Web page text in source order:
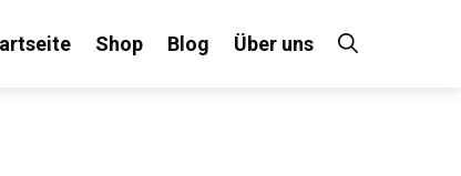
Shop Blog Über uns